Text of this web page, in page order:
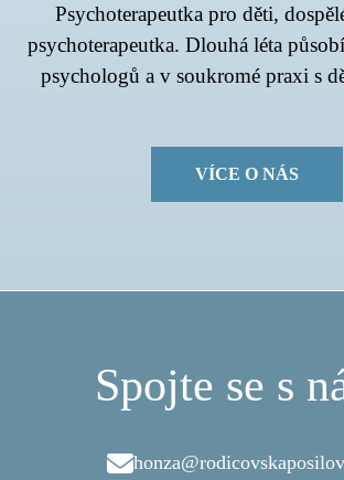
Psychoterapeutka pro děti,
psychoterapeutka. Dlouhá léta
psychologů a v soukromé praxi s
VÍCE O NÁS
Spojte se s